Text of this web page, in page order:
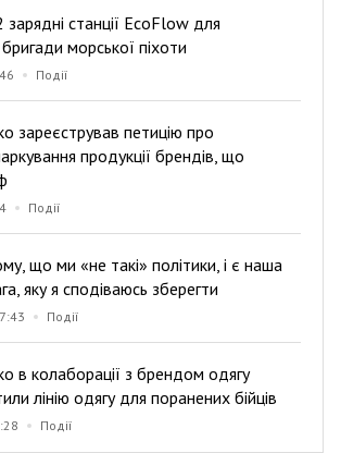
станції EcoFlow для
морської піхоти
Події
зареєстрував петицію про
продукції брендів, що
Події
що ми «не такі» політики, і є наша
яку я сподіваюсь зберегти
Події
в колаборації з брендом одягу
лінію одягу для поранених бійців
Події